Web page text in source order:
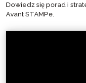
Dowiedz się porad i
Avant STAMPe.